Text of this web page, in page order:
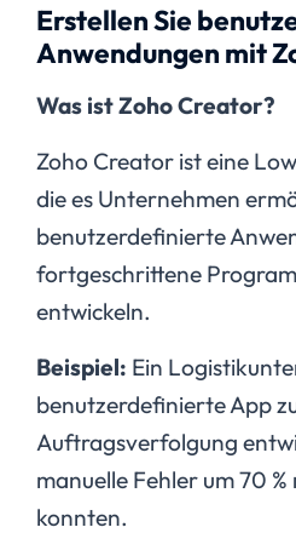
Erstellen Sie
Anwendungen mit
Was ist Zoho Creator?
Zoho Creator ist eine
die es Unternehmen
benutzerdefinierte
fortgeschrittene
entwickeln.
Beispiel: Ein
benutzerdefinierte App
Auftragsverfolgung
manuelle Fehler um 70
konnten.